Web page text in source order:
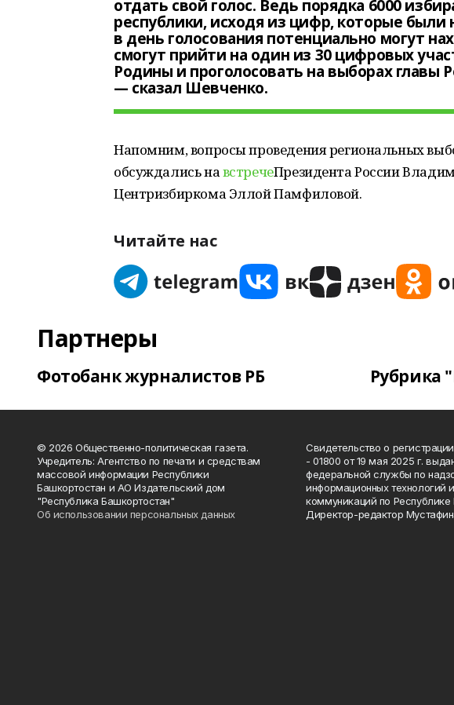
отдать свой голос. Ведь порядка 6000
республики, исходя из цифр, которые были
в день голосования потенциально могут
смогут прийти на один из 30 цифровых
Родины и проголосовать на выборах главы
— сказал Шевченко.
Напомним, вопросы проведения региональных
обсуждались навстречеПрезидента России
Центризбиркома Эллой Памфиловой.
Читайте нас
Партнеры
Фотобанк журналистов РБ Рубрика
© 2026 Общественно-политическая газета.
Учредитель: Агентство по печати и средствам
массовой информации Республики
Башкортостан и АО Издательский дом
"Республика Башкортостан"
Об использовании персональных данных
Свидетельство о
- 01800 от 19 мая 2025 г.
федеральной службы по
информационных технологий
коммуникаций по Республике
Директор-редактор